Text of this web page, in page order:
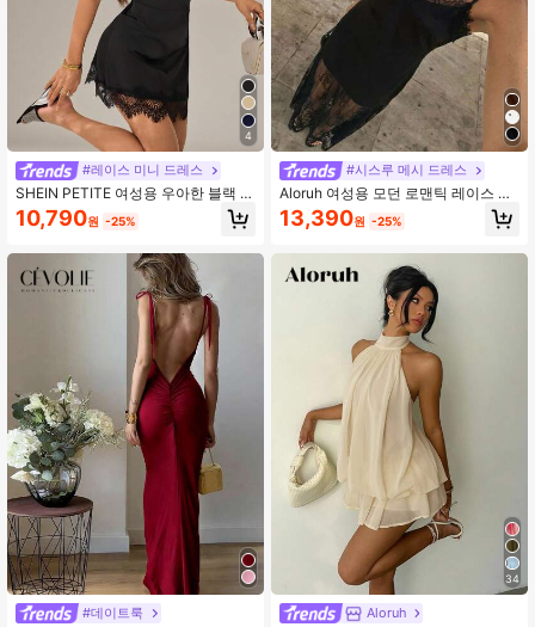
43K 팔로워
4.74 43K 팔로워
4
#레이스 미니 드레스
SHEIN PETITE 여성용 우아한 블랙 여
름 파티 나이트 드레스, 새틴 소재 대
비 레이스 트림 스파게티 스트랩 바디
티, 작은 체형 여성용
10,790원 -25%
#데이트룩
#시스루 메시 드레스
Aloruh 여성용 모던 로맨틱 레이스 패
치워크 A라인 맥시 슬립 드레스, 발렌
타인데이 데이트에 적합
13,390원 -25%
34
Aloruh